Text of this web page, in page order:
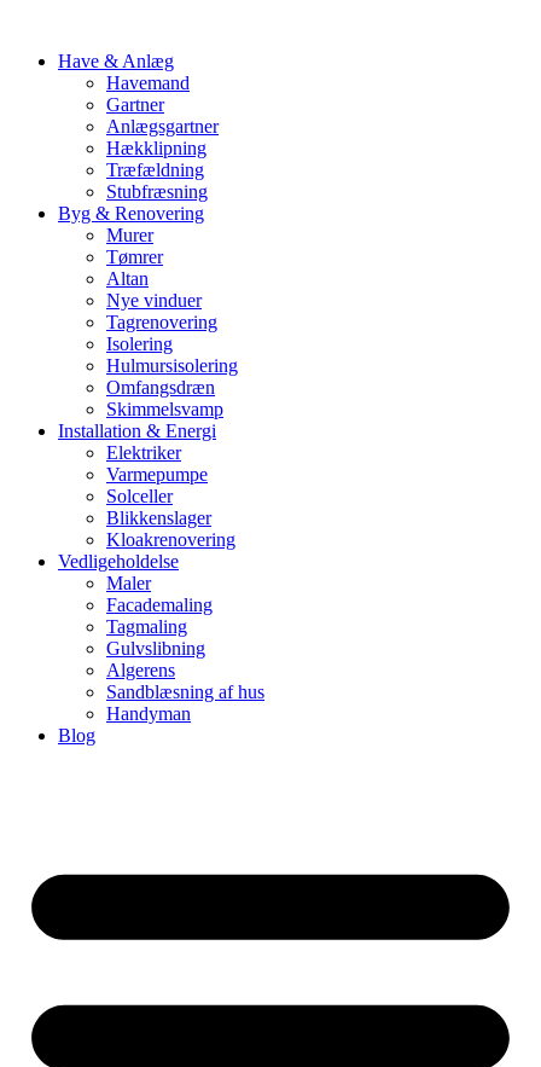
Have & Anlæg
Havemand
Gartner
Anlægsgartner
Hækklipning
Træfældning
Stubfræsning
Byg & Renovering
Murer
Tømrer
Altan
Nye vinduer
Tagrenovering
Isolering
Hulmursisolering
Omfangsdræn
Skimmelsvamp
Installation & Energi
Elektriker
Varmepumpe
Solceller
Blikkenslager
Kloakrenovering
Vedligeholdelse
Maler
Facademaling
Tagmaling
Gulvslibning
Algerens
Sandblæsning af hus
Handyman
Blog